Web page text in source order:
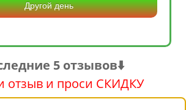
Другой день
5 отзывов⬇️
отзыв и проси СКИДКУ